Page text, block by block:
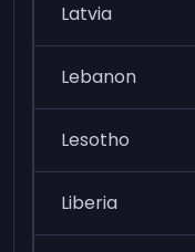
Latvia
Lebanon
Lesotho
Liberia